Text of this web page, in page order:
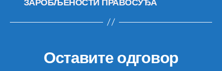
Оставите одговор